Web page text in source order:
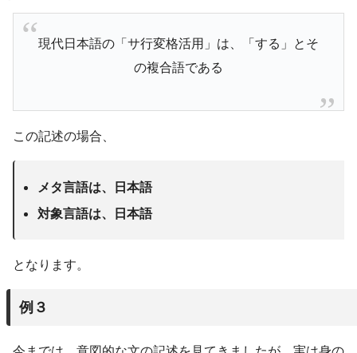
現代日本語の「サ行変格活用」は、「する」とそ
の複合語である
この記述の場合、
メタ言語は、日本語
対象言語は、日本語
となります。
例３